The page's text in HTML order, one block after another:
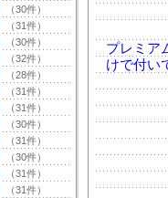
（30件）
（31件）
（30件）
（32件）
（28件）
（31件）
（31件）
（30件）
（31件）
（30件）
（31件）
（31件）
プレミア
けで付い